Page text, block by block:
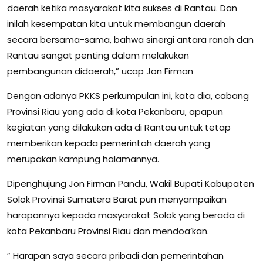
daerah ketika masyarakat kita sukses di Rantau. Dan
inilah kesempatan kita untuk membangun daerah
secara bersama-sama, bahwa sinergi antara ranah dan
Rantau sangat penting dalam melakukan
pembangunan didaerah,” ucap Jon Firman
Dengan adanya PKKS perkumpulan ini, kata dia, cabang
Provinsi Riau yang ada di kota Pekanbaru, apapun
kegiatan yang dilakukan ada di Rantau untuk tetap
memberikan kepada pemerintah daerah yang
merupakan kampung halamannya.
Dipenghujung Jon Firman Pandu, Wakil Bupati Kabupaten
Solok Provinsi Sumatera Barat pun menyampaikan
harapannya kepada masyarakat Solok yang berada di
kota Pekanbaru Provinsi Riau dan mendoa’kan.
” Harapan saya secara pribadi dan pemerintahan